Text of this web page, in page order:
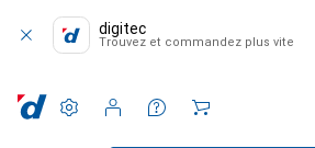
digitec
Trouvez et commandez plus vite
Paramètres
Compte client
Listes de comparaison
Listes d'envies
Panier